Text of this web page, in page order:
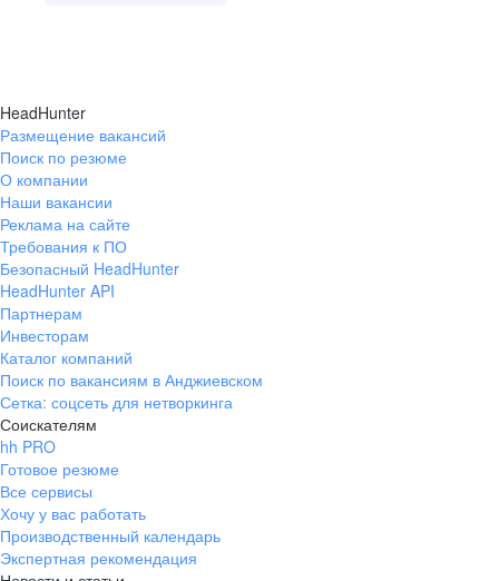
HeadHunter
Размещение вакансий
Поиск по резюме
О компании
Наши вакансии
Реклама на сайте
Требования к ПО
Безопасный HeadHunter
HeadHunter API
Партнерам
Инвесторам
Каталог компаний
Поиск по вакансиям в Анджиевском
Сетка: соцсеть для нетворкинга
Соискателям
hh PRO
Готовое резюме
Все сервисы
Хочу у вас работать
Производственный календарь
Экспертная рекомендация